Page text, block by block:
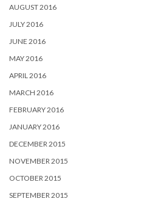
AUGUST 2016
JULY 2016
JUNE 2016
MAY 2016
APRIL 2016
MARCH 2016
FEBRUARY 2016
JANUARY 2016
DECEMBER 2015
NOVEMBER 2015
OCTOBER 2015
SEPTEMBER 2015